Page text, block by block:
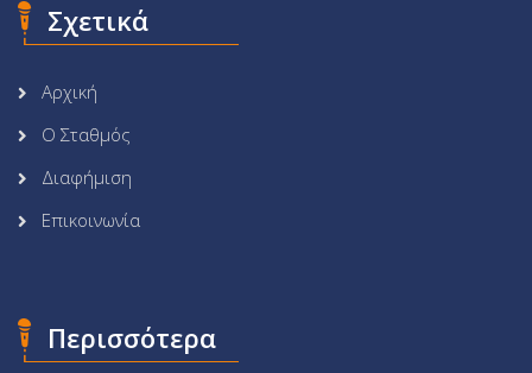
Σχετικά
Αρχική
Ο Σταθμός
Διαφήμιση
Επικοινωνία
Περισσότερα